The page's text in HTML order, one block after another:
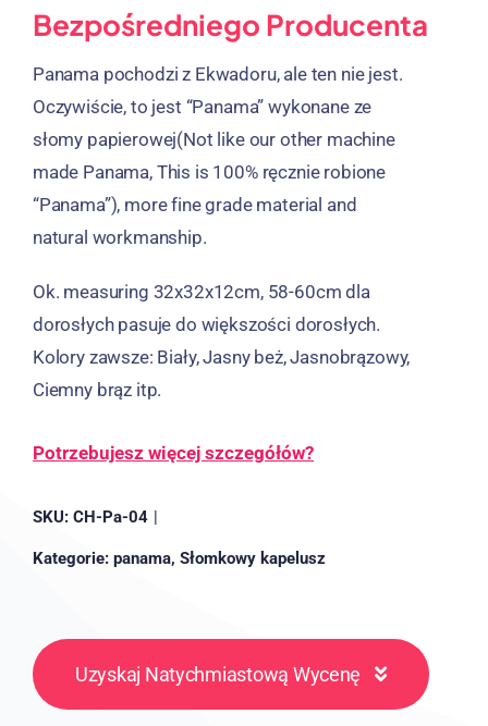
Bezpośredniego Producenta
Panama pochodzi z Ekwadoru, ale ten nie jest.
Oczywiście, to jest “Panama” wykonane ze
słomy papierowej(Not like our other machine
made Panama, This is 100% ręcznie robione
“Panama”), more fine grade material and
natural workmanship.
Ok. measuring 32x32x12cm, 58-60cm dla
dorosłych pasuje do większości dorosłych.
Kolory zawsze: Biały, Jasny beż, Jasnobrązowy,
Ciemny brąz itp.
Potrzebujesz więcej szczegółów?
SKU: CH-Pa-04 |
Kategorie: panama, Słomkowy kapelusz
Uzyskaj Natychmiastową Wycenę